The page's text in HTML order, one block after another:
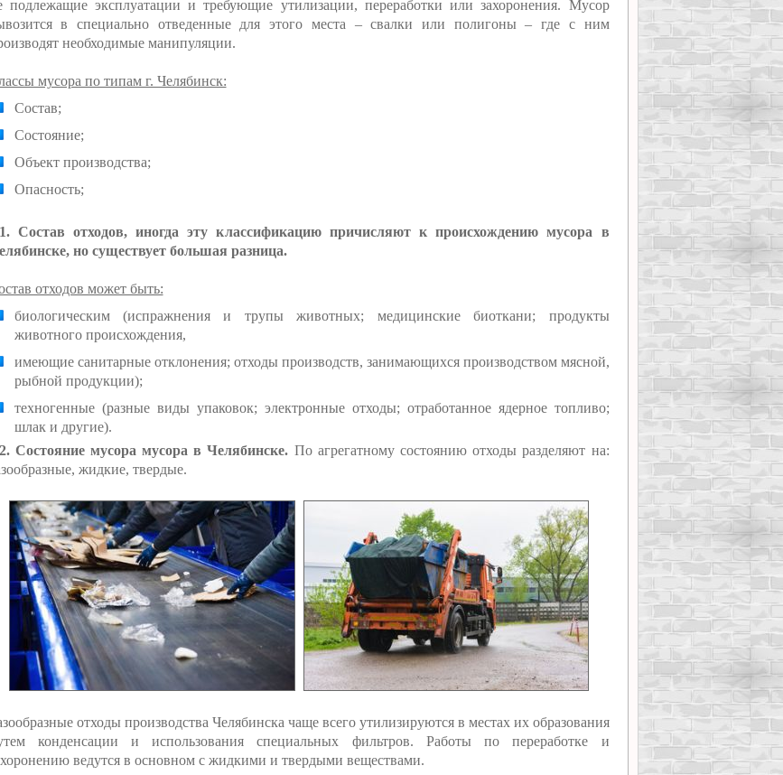
подлежащие эксплуатации и требующие утилизации, переработки или захоронения. Мусор
в специально отведенные для этого места – свалки или полигоны – где с ним
необходимые манипуляции.
мусора по типам г. Челябинск:
Состав;
Состояние;
Объект производства;
Опасность;
Состав отходов, иногда эту классификацию причисляют к происхождению мусора в
но существует большая разница.
отходов может быть:
биологическим (испражнения и трупы животных; медицинские биоткани; продукты
животного происхождения,
имеющие санитарные отклонения; отходы производств, занимающихся производством мясной,
рыбной продукции);
техногенные (разные виды упаковок; электронные отходы; отработанное ядерное топливо;
шлак и другие).
Состояние мусора мусора в Челябинске. По агрегатному состоянию отходы разделяют на:
жидкие, твердые.
отходы производства Челябинска чаще всего утилизируются в местах их образования
конденсации и использования специальных фильтров. Работы по переработке и
ведутся в основном с жидкими и твердыми веществами.